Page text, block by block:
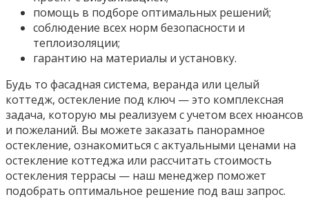
помощь в подборе оптимальных решений;
соблюдение всех норм безопасности и
теплоизоляции;
гарантию на материалы и установку.
Будь то фасадная система, веранда или целый
коттедж, остекление под ключ — это комплексная
задача, которую мы реализуем с учетом всех нюансов
и пожеланий. Вы можете заказать панорамное
остекление, ознакомиться с актуальными ценами на
остекление коттеджа или рассчитать стоимость
остекления террасы — наш менеджер поможет
подобрать оптимальное решение под ваш запрос.